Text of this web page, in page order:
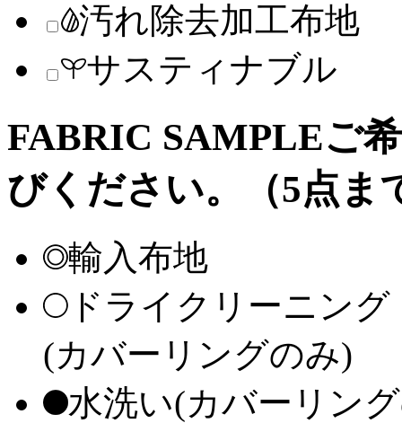
汚れ除去加工布地
サスティナブル
FABRIC SAMPLEご
びください。（5点ま
輸入布地
ドライクリーニング
(カバーリングのみ)
水洗い(カバーリン